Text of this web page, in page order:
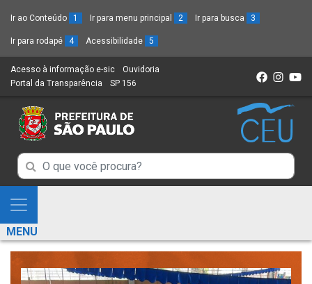
Ir ao Conteúdo 1 Ir para menu principal 2 Ir para busca 3
Ir para rodapé 4 Acessibilidade 5
Acesso à informação e-sic (Link
para
novo
sítio)
Ouvidoria
Portal da Transparência (Link
um
novo
SP 156
Campo
de
Busca
de
informações
Campo
de
de
informações
Mostra
e
Esconde
Menu
MENU